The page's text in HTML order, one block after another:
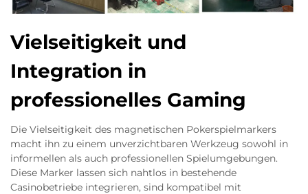
Vielseitigkeit und
Integration in
professionelles Gaming
Die Vielseitigkeit des magnetischen Pokerspielmarkers
macht ihn zu einem unverzichtbaren Werkzeug sowohl in
informellen als auch professionellen Spielumgebungen.
Diese Marker lassen sich nahtlos in bestehende
Casinobetriebe integrieren, sind kompatibel mit